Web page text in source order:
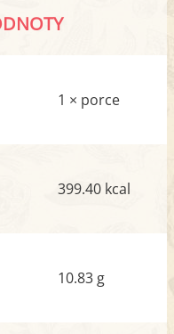
1 × porce
399.40 kcal
10.83 g